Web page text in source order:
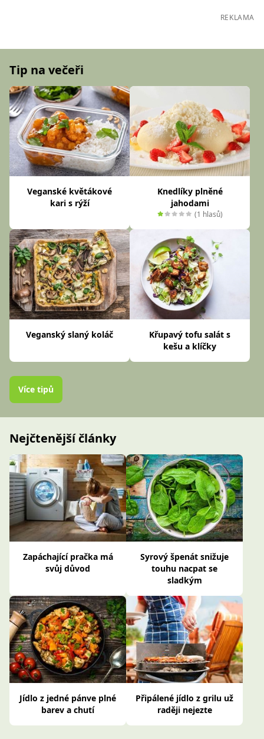
REKLAMA
Tip na večeři
Veganské květákové
kari s rýží
Knedlíky plněné
jahodami
(1 hlasů)
Veganský slaný koláč
Křupavý tofu salát s
kešu a klíčky
Více tipů
Nejčtenější články
Zapáchající pračka má
svůj důvod
Syrový špenát snižuje
touhu nacpat se
sladkým
Jídlo z jedné pánve plné
barev a chutí
Připálené jídlo z grilu už
raději nejezte